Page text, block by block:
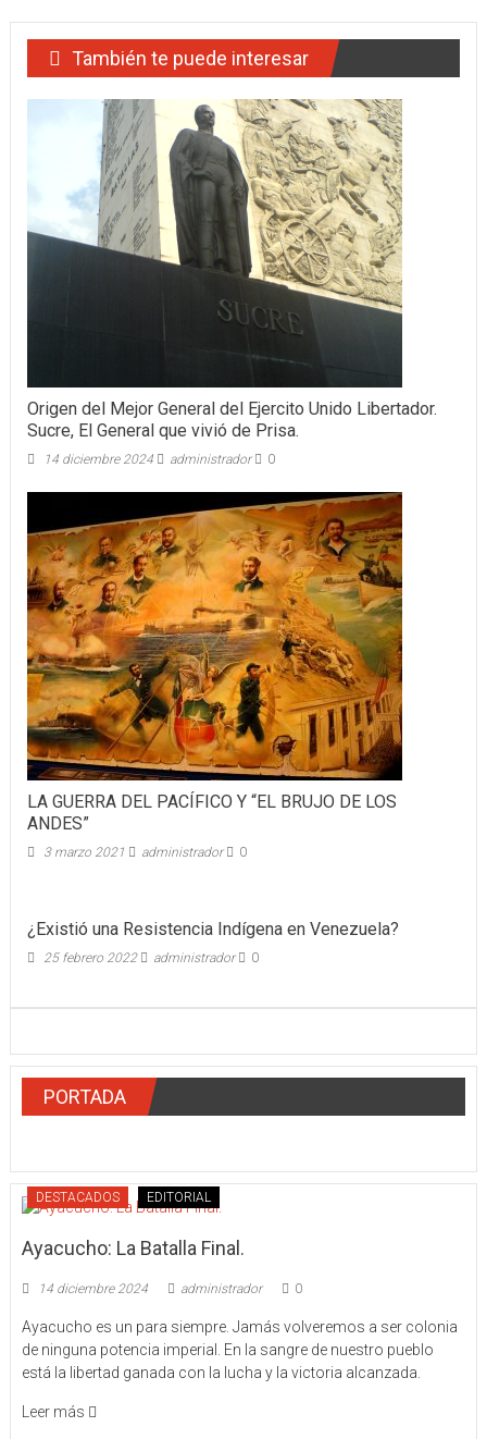
También te puede interesar
Origen del Mejor General del Ejercito Unido Libertador.
Sucre, El General que vivió de Prisa.
14 diciembre 2024 administrador 0
LA GUERRA DEL PACÍFICO Y “EL BRUJO DE LOS
ANDES”
3 marzo 2021 administrador 0
¿Existió una Resistencia Indígena en Venezuela?
25 febrero 2022 administrador 0
PORTADA
DESTACADOS EDITORIAL
Ayacucho: La Batalla Final.
14 diciembre 2024 administrador 0
Ayacucho es un para siempre. Jamás volveremos a ser colonia
de ninguna potencia imperial. En la sangre de nuestro pueblo
está la libertad ganada con la lucha y la victoria alcanzada.
Leer más